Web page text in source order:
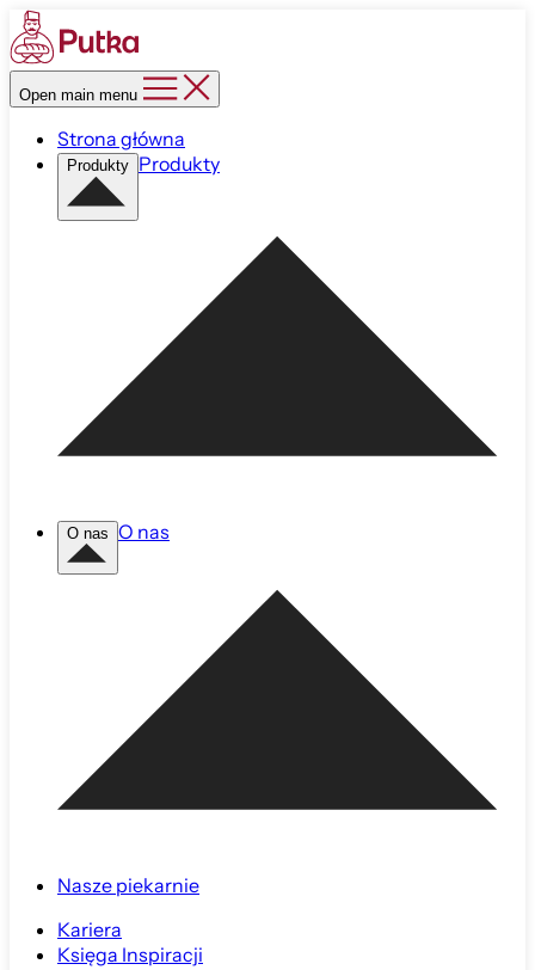
Open main menu
Strona główna
Produkty Produkty
O nas O nas
Nasze piekarnie
Kariera
Księga Inspiracji